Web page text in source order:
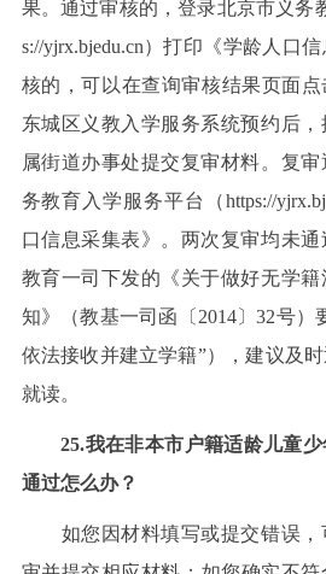
果。通过审核的，登录北京市义务
s://yjrx.bjedu.cn）打印《学龄人口
核的，可以在查询审核结果页面
东城区义教入学服务系统预约后
属街道办事处提交复审材料。复
务教育入学服务平台（https://
口信息采集表》。两次复审均未
教育一司下发的《关于做好无学
知》（教基一司函〔2014〕32号）
依法接收并建立学籍”），建议及
就读。
25.我在非本市户籍适龄儿童
通过怎么办？
如您因材料填写或提交错误，